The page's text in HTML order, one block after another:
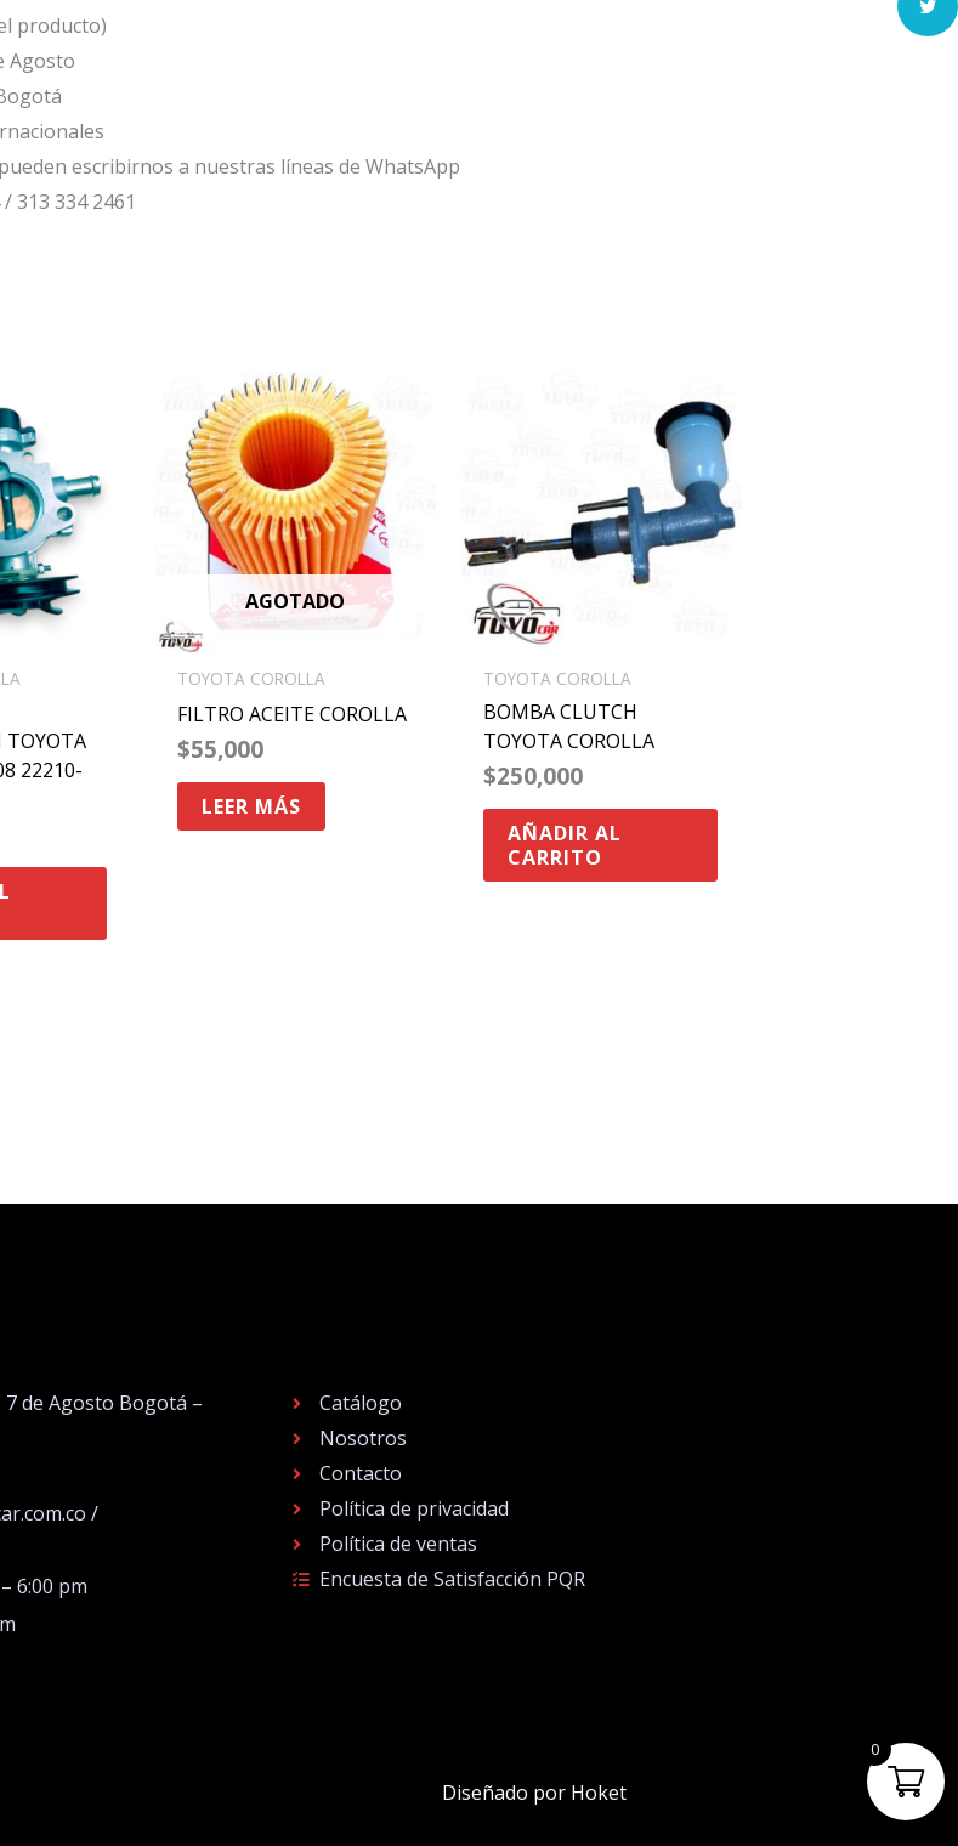
producto)
Agosto
escribirnos a nuestras líneas de WhatsApp
313 334 2461
TOYOTA
22210-
AGOTADO
TOYOTA COROLLA
FILTRO ACEITE COROLLA
$55,000
LEER MÁS
TOYOTA COROLLA
BOMBA CLUTCH
TOYOTA COROLLA
$250,000
AÑADIR AL
CARRITO
de Agosto Bogotá –
/
6:00 pm
Catálogo
Nosotros
Contacto
Política de privacidad
Política de ventas
Encuesta de Satisfacción PQR
Diseñado por Hoket
0